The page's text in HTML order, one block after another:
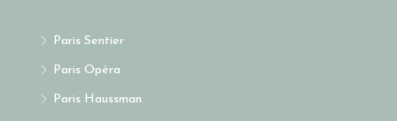
Paris Sentier
Paris Opéra
Paris Haussman